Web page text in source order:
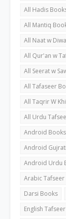
All Hadis
All Mantiq
All Naat w
All Qur'an w
All Seerat w
All Tafaseer
All Taqrir W
All Urdu
Android Books
Android
Android Urdu
Arabic Tafseer
Darsi Books
English